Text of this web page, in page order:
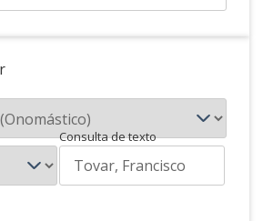
Consulta de texto